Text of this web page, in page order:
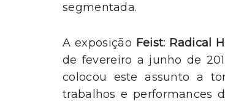
segmentada.
A exposição Feist: Radical
de fevereiro a junho de
colocou este assunto a
trabalhos e performances